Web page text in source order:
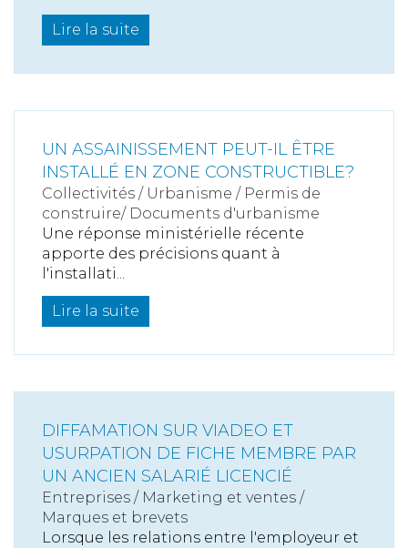
Lire la suite
UN ASSAINISSEMENT PEUT-IL ÊTRE
INSTALLÉ EN ZONE CONSTRUCTIBLE?
Collectivités / Urbanisme / Permis de
construire/ Documents d'urbanisme
Une réponse ministérielle récente
apporte des précisions quant à
l'installati...
Lire la suite
DIFFAMATION SUR VIADEO ET
USURPATION DE FICHE MEMBRE PAR
UN ANCIEN SALARIÉ LICENCIÉ
Entreprises / Marketing et ventes /
Marques et brevets
Lorsque les relations entre l'employeur et